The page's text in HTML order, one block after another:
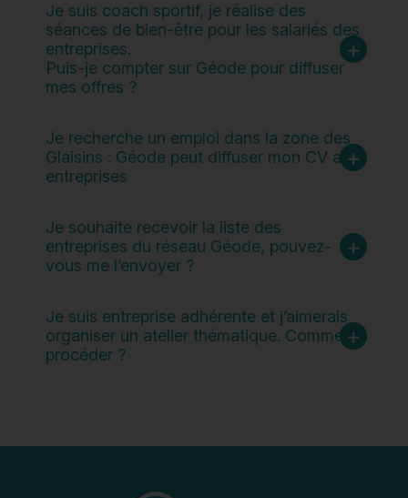
Je suis coach sportif, je réalise des
séances de bien-être pour les salariés des
entreprises.
Puis-je compter sur Géode pour diffuser
mes offres ?
Je recherche un emploi dans la zone des
Glaisins : Géode peut diffuser mon CV aux
entreprises
Je souhaite recevoir la liste des
entreprises du réseau Géode, pouvez-
vous me l’envoyer ?
Je suis entreprise adhérente et j’aimerais
organiser un atelier thématique. Comment
procéder ?